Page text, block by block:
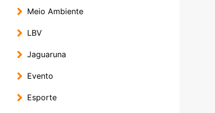
Meio Ambiente
LBV
Jaguaruna
Evento
Esporte